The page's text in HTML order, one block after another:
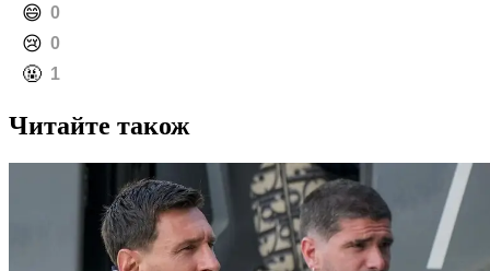
️😄 0
️😢 0
️🤬 1
Читайте також